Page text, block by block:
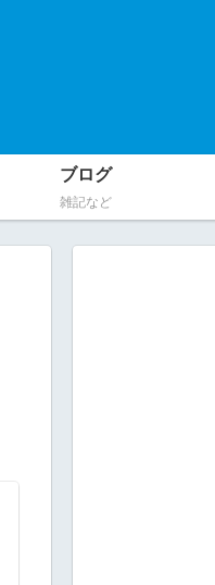
ブログ
雑記など